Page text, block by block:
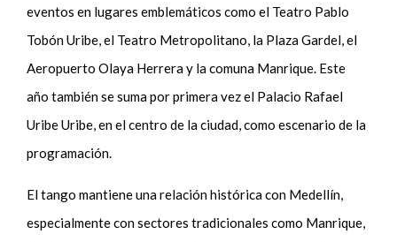
eventos en lugares emblemáticos como el Teatro Pablo
Tobón Uribe, el Teatro Metropolitano, la Plaza Gardel, el
Aeropuerto Olaya Herrera y la comuna Manrique. Este
año también se suma por primera vez el Palacio Rafael
Uribe Uribe, en el centro de la ciudad, como escenario de la
programación.
El tango mantiene una relación histórica con Medellín,
especialmente con sectores tradicionales como Manrique,